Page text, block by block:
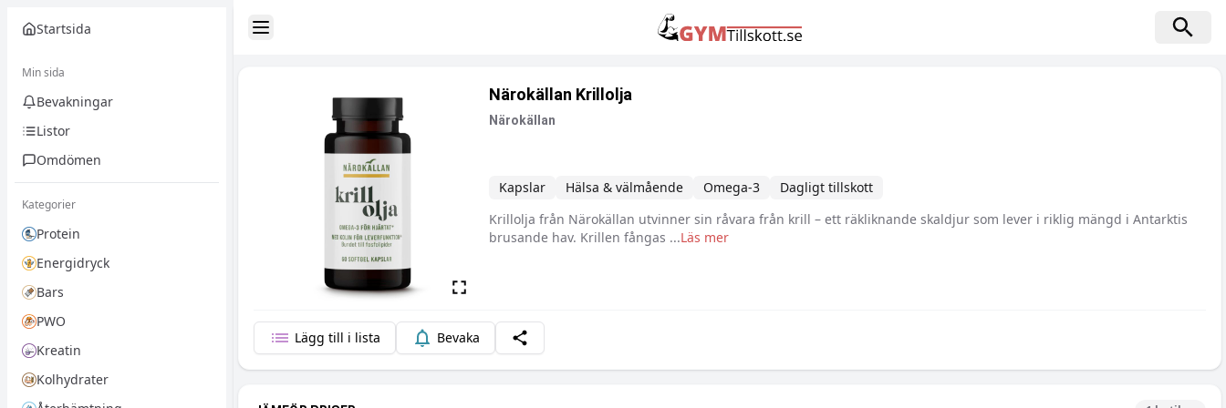
Startsida
Min sida
Bevakningar
Listor
Omdömen
Kategorier
Protein
Energidryck
Bars
PWO
Kreatin
Kolhydrater
Toggle Sidebar
Närokällan Krillolja
Närokällan
Kapslar Hälsa & välmående Omega-3
Dagligt tillskott
Beskrivning
Krillolja från Närokällan utvinner sin råvara från krill – ett räkliknande skaldjur som lever i riklig mängd i Antarktis
brusande hav. Krillen fångas ...Läs mer
Lägg till i lista Bevaka Dela